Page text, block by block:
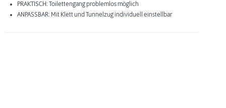
PRAKTISCH: Toilettengang problemlos möglich
ANPASSBAR: Mit Klett und Tunnelzug individuell einstellbar